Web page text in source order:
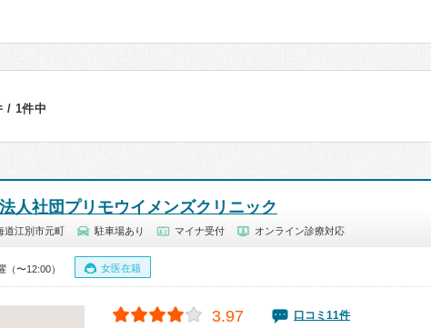
/ 1件中
人社団プリモウイメンズクリニック
道江別市元町 駐車場あり マイナ受付 オンライン診療対応
（〜12:00） 女医在籍
3.97 口コミ11件